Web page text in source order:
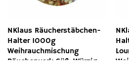
NKlaus Räucherstäbchen-
Halter 1000g
Weihrauchmischung